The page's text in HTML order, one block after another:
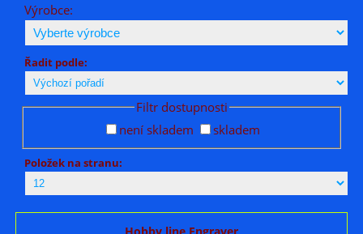
Výrobce:
Řadit podle:
Filtr dostupnosti
není skladem
skladem
Položek na stranu:
Hobby line Engraver